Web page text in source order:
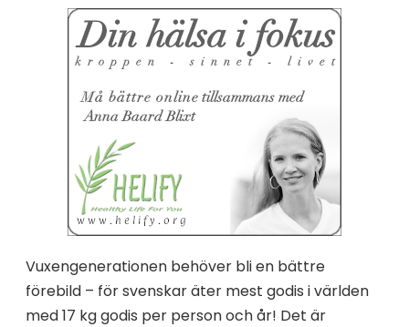
Vuxengenerationen behöver bli en bättre
förebild – för svenskar äter mest godis i världen
med 17 kg godis per person och år! Det är